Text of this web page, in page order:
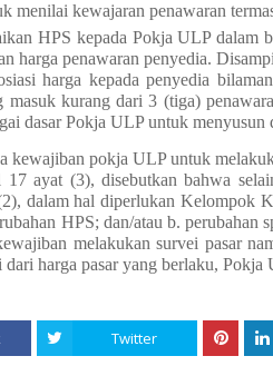
menilai kewajaran penawaran
HPS kepada Pokja ULP dalam
harga penawaran penyedia.
harga kepada penyedia
masuk kurang dari 3 (tiga)
dasar Pokja ULP untuk
kewajiban pokja ULP untuk
17 ayat (3), disebutkan bahwa
dalam hal diperlukan Kelompok
HPS; dan/atau b.
melakukan survei pasar
harga pasar yang berlaku, Pokja
Twitter